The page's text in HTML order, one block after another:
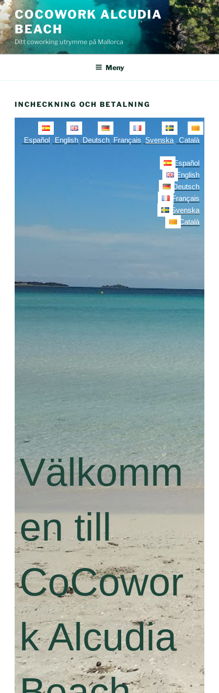
Hoppa
till
innehåll
COCOWORK ALCUDIA
BEACH
Ditt coworking utrymme på Mallorca
Meny
INCHECKNING OCH BETALNING
Español English Deutsch Français Svenska Català
Español
English
Deutsch
Français
Svenska
Català
Välkomm
en till
CoCowor
k Alcudia